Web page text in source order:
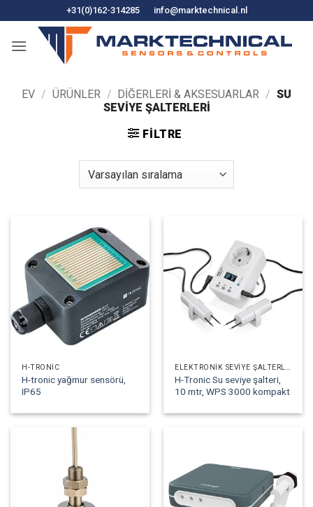
atla
+31(0)162-314285 info@marktechnical.nl
EV / ÜRÜNLER / DIĞERLERI & AKSESUARLAR / SU
SEVIYE ŞALTERLERI
FILTRE
H-TRONIC
H-tronic yağmur sensörü,
IP65
H-Tronic Su seviye şalteri,
10 mtr, WPS 3000 kompakt